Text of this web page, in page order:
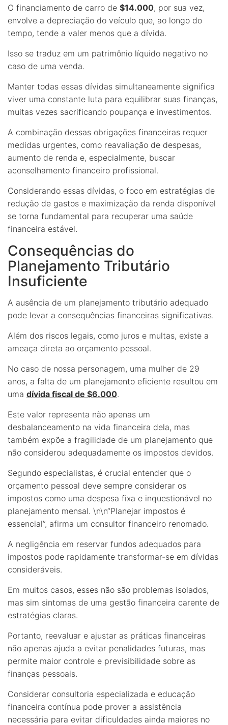
O financiamento de carro de $14.000, por sua vez,
envolve a depreciação do veículo que, ao longo do
tempo, tende a valer menos que a dívida.
Isso se traduz em um patrimônio líquido negativo no
caso de uma venda.
Manter todas essas dívidas simultaneamente significa
viver uma constante luta para equilibrar suas finanças,
muitas vezes sacrificando poupança e investimentos.
A combinação dessas obrigações financeiras requer
medidas urgentes, como reavaliação de despesas,
aumento de renda e, especialmente, buscar
aconselhamento financeiro profissional.
Considerando essas dívidas, o foco em estratégias de
redução de gastos e maximização da renda disponível
se torna fundamental para recuperar uma saúde
financeira estável.
Consequências do
Planejamento Tributário
Insuficiente
A ausência de um planejamento tributário adequado
pode levar a consequências financeiras significativas.
Além dos riscos legais, como juros e multas, existe a
ameaça direta ao orçamento pessoal.
No caso de nossa personagem, uma mulher de 29
anos, a falta de um planejamento eficiente resultou em
uma dívida fiscal de $6.000.
Este valor representa não apenas um
desbalanceamento na vida financeira dela, mas
também expõe a fragilidade de um planejamento que
não considerou adequadamente os impostos devidos.
Segundo especialistas, é crucial entender que o
orçamento pessoal deve sempre considerar os
impostos como uma despesa fixa e inquestionável no
planejamento mensal. \n\n“Planejar impostos é
essencial”, afirma um consultor financeiro renomado.
A negligência em reservar fundos adequados para
impostos pode rapidamente transformar-se em dívidas
consideráveis.
Em muitos casos, esses não são problemas isolados,
mas sim sintomas de uma gestão financeira carente de
estratégias claras.
Portanto, reevaluar e ajustar as práticas financeiras
não apenas ajuda a evitar penalidades futuras, mas
permite maior controle e previsibilidade sobre as
finanças pessoais.
Considerar consultoria especializada e educação
financeira contínua pode prover a assistência
necessária para evitar dificuldades ainda maiores no